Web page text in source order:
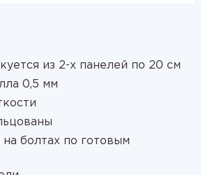
из 2-х панелей по 20 см
0,5 мм
на болтах по готовым